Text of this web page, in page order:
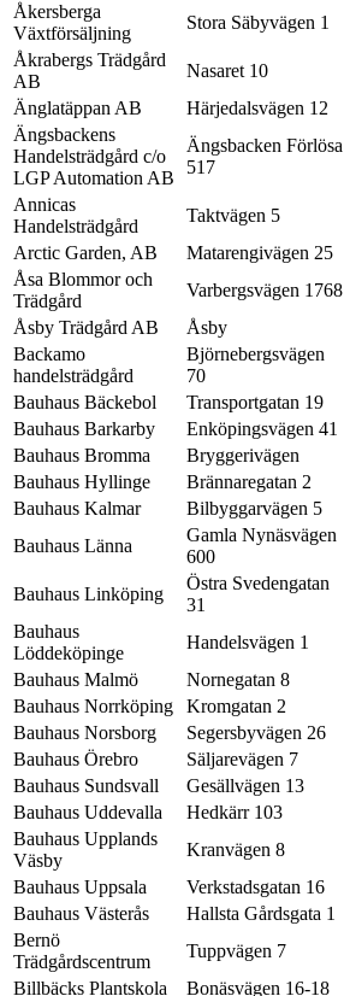
Åkersberga
Växtförsäljning
Stora Säbyvägen 1
Åkrabergs Trädgård
AB
Nasaret 10
Änglatäppan AB
Härjedalsvägen 12
Ängsbackens
Handelsträdgård c/o
LGP Automation AB
Ängsbacken Förlösa
517
Annicas
Handelsträdgård
Taktvägen 5
Arctic Garden, AB
Matarengivägen 25
Åsa Blommor och
Trädgård
Varbergsvägen 1768
Åsby Trädgård AB
Åsby
Backamo
handelsträdgård
Björnebergsvägen
70
Bauhaus Bäckebol
Transportgatan 19
Bauhaus Barkarby
Enköpingsvägen 41
Bauhaus Bromma
Bryggerivägen
Bauhaus Hyllinge
Brännaregatan 2
Bauhaus Kalmar
Bilbyggarvägen 5
Bauhaus Länna
Gamla Nynäsvägen
600
Bauhaus Linköping
Östra Svedengatan
31
Bauhaus
Löddeköpinge
Handelsvägen 1
Bauhaus Malmö
Nornegatan 8
Bauhaus Norrköping
Kromgatan 2
Bauhaus Norsborg
Segersbyvägen 26
Bauhaus Örebro
Säljarevägen 7
Bauhaus Sundsvall
Gesällvägen 13
Bauhaus Uddevalla
Hedkärr 103
Bauhaus Upplands
Väsby
Kranvägen 8
Bauhaus Uppsala
Verkstadsgatan 16
Bauhaus Västerås
Hallsta Gårdsgata 1
Bernö
Trädgårdscentrum
Tuppvägen 7
Billbäcks Plantskola
Bonäsvägen 16-18